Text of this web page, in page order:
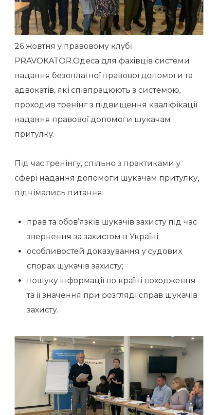
26 жовтня у правовому клубі
PRAVOKATOR.Одеса для фахівців системи
надання безоплатної правової допомоги та
адвокатів, які співпрацюють з системою,
проходив тренінг з підвищення кваліфікації
надання правової допомоги шукачам
притулку.
Під час тренінгу, спільно з практиками у
сфері надання допомоги шукачам притулку,
піднімались питання:
прав та обов’язків шукачів захисту під час
звернення за захистом в Україні;
особливостей доказування у судових
спорах шукачів захисту;
пошуку інформації по країні походження
та її значення при розгляді справ шукачів
захисту.